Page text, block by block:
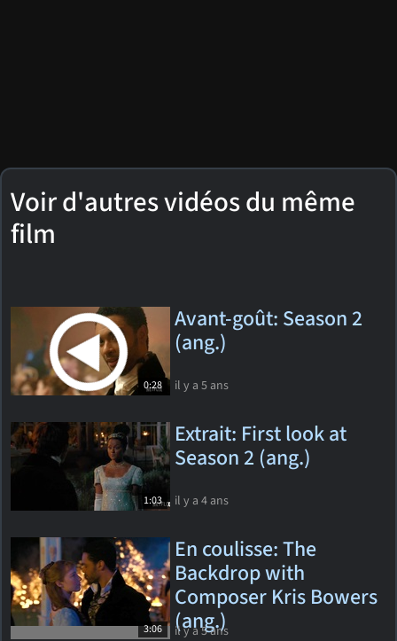
Voir d'autres vidéos du même
film
0:28
Avant-goût: Season 2
(ang.)
il y a 5 ans
1:03
Extrait: First look at
Season 2 (ang.)
il y a 4 ans
3:06
En coulisse: The
Backdrop with
Composer Kris Bowers
(ang.)
il y a 5 ans